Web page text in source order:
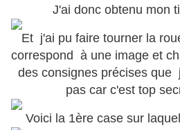
J'ai donc obtenu mon
Et j'ai pu faire tourner la
correspond à une image et
des consignes précises que
pas car c'est top
Voici la 1ère case sur